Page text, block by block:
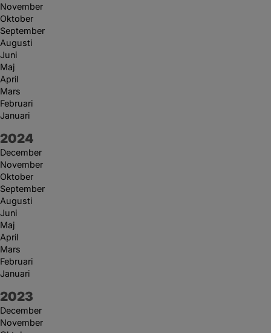
November
Oktober
September
Augusti
Juni
Maj
April
Mars
Februari
Januari
År:
2024
December
November
Oktober
September
Augusti
Juni
Maj
April
Mars
Februari
Januari
År:
2023
December
November